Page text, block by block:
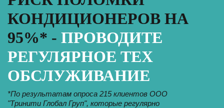
КОНДИЦИОНЕРОВ НА
95%* - ПРОВОДИТЕ
РЕГУЛЯРНОЕ ТЕХ
ОБСЛУЖИВАНИЕ
*По результатам опроса 215 клиентов ООО
"Тринити Глобал Груп", которые регулярно